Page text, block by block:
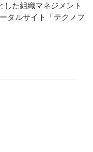
した組織マネジメント
タルサイト「テクノフ